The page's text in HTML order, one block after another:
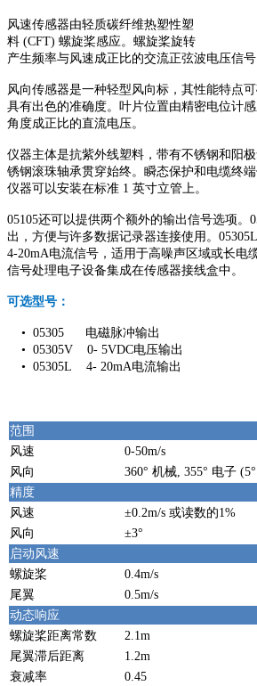
风速传感器由轻质碳纤维热塑性塑
料 (CFT) 螺旋桨感应。螺旋桨旋转
产生频率与风速成正比的交流正弦波电压信号
风向传感器是一种轻型风向标，其性能特点
具有出色的准确度。叶片位置由精密电位计
角度成正比的直流电压。
仪器主体是抗紫外线塑料，带有不锈钢和阳
锈钢滚珠轴承贯穿始终。瞬态保护和电缆终端
仪器可以安装在标准 1 英寸立管上。
05105还可以提供两个额外的输出信号选项。
出，方便与许多数据记录器连接使用。
4-20mA电流信号，适用于高噪声区域或长电
信号处理电子设备集成在传感器接线盒中。
可选型号：
• 05305 电磁脉冲输出
• 05305V 0- 5VDC电压输出
• 05305L 4- 20mA电流输出
范围
风速
0-50m/s
风向
360° 机械, 355° 电子
精度
风速
±0.2m/s 或读数的1%
风向
±3°
启动风速
螺旋桨
0.4m/s
尾翼
0.5m/s
动态响应
螺旋桨距离常数
2.1m
尾翼滞后距离
1.2m
衰减率
0.45